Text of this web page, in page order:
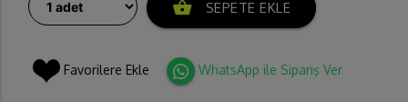
shopping_basket SEPETE EKLE
Favorilere Ekle WhatsApp ile Sipariş Ver